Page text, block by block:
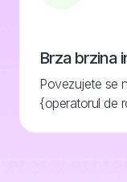
Brza brzina
Povezujete se
{operatorul de